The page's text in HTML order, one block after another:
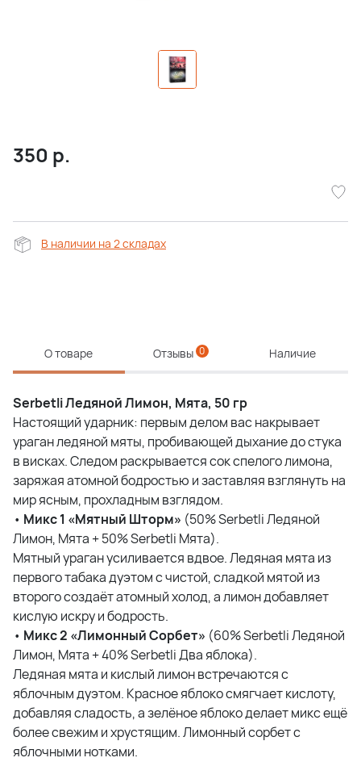
350 р.
В наличии на 2 складах
О товаре Отзывы 0 Наличие
Serbetli Ледяной Лимон, Мята, 50 гр
Настоящий ударник: первым делом вас накрывает
ураган ледяной мяты, пробивающей дыхание до стука
в висках. Следом раскрывается сок спелого лимона,
заряжая атомной бодростью и заставляя взглянуть на
мир ясным, прохладным взглядом.
• Микс 1 «Мятный Шторм» (50% Serbetli Ледяной
Лимон, Мята + 50% Serbetli Мята).
Мятный ураган усиливается вдвое. Ледяная мята из
первого табака дуэтом с чистой, сладкой мятой из
второго создаёт атомный холод, а лимон добавляет
кислую искру и бодрость.
• Микс 2 «Лимонный Сорбет» (60% Serbetli Ледяной
Лимон, Мята + 40% Serbetli Два яблока).
Ледяная мята и кислый лимон встречаются с
яблочным дуэтом. Красное яблоко смягчает кислоту,
добавляя сладость, а зелёное яблоко делает микс ещё
более свежим и хрустящим. Лимонный сорбет с
яблочными нотками.